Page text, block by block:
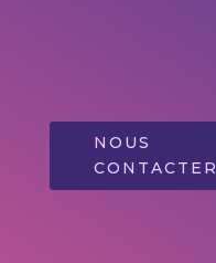
NOUS
CONTACTER